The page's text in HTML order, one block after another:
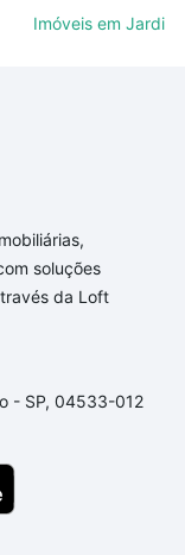
à venda
SP
opções
podem se
tem alguma
para comprar
e
Imóveis em Jardim
soluções
da Loft
- SP, 04533-012